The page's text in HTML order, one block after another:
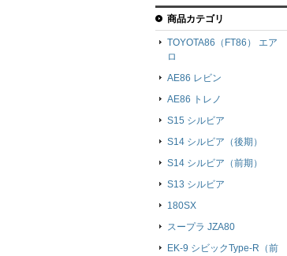
商品カテゴリ
TOYOTA86（FT86） エア
ロ
AE86 レビン
AE86 トレノ
S15 シルビア
S14 シルビア（後期）
S14 シルビア（前期）
S13 シルビア
180SX
スープラ JZA80
EK-9 シビックType-R（前